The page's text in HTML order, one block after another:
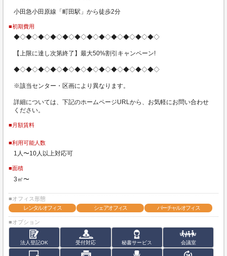
小田急小田原線「町田駅」から徒歩2分
■初期費用
◆◇◆◇◆◇◆◇◆◇◆◇◆◇◆◇◆◇◆◇◆◇◆◇
【上限に達し次第終了】最大50%割引キャンペーン!
◆◇◆◇◆◇◆◇◆◇◆◇◆◇◆◇◆◇◆◇◆◇◆◇
※該当センター・区画により異なります。
詳細については、下記のホームページURLから、お気軽にお問い合わせ
ください。
■月額賃料
■利用可能人数
1人〜10人以上対応可
■面積
3㎡〜
■オフィス形態
レンタルオフィス
シェアオフィス バーチャルオフィス
■オプション
法人登記OK 受付対応 秘書サービス 会議室